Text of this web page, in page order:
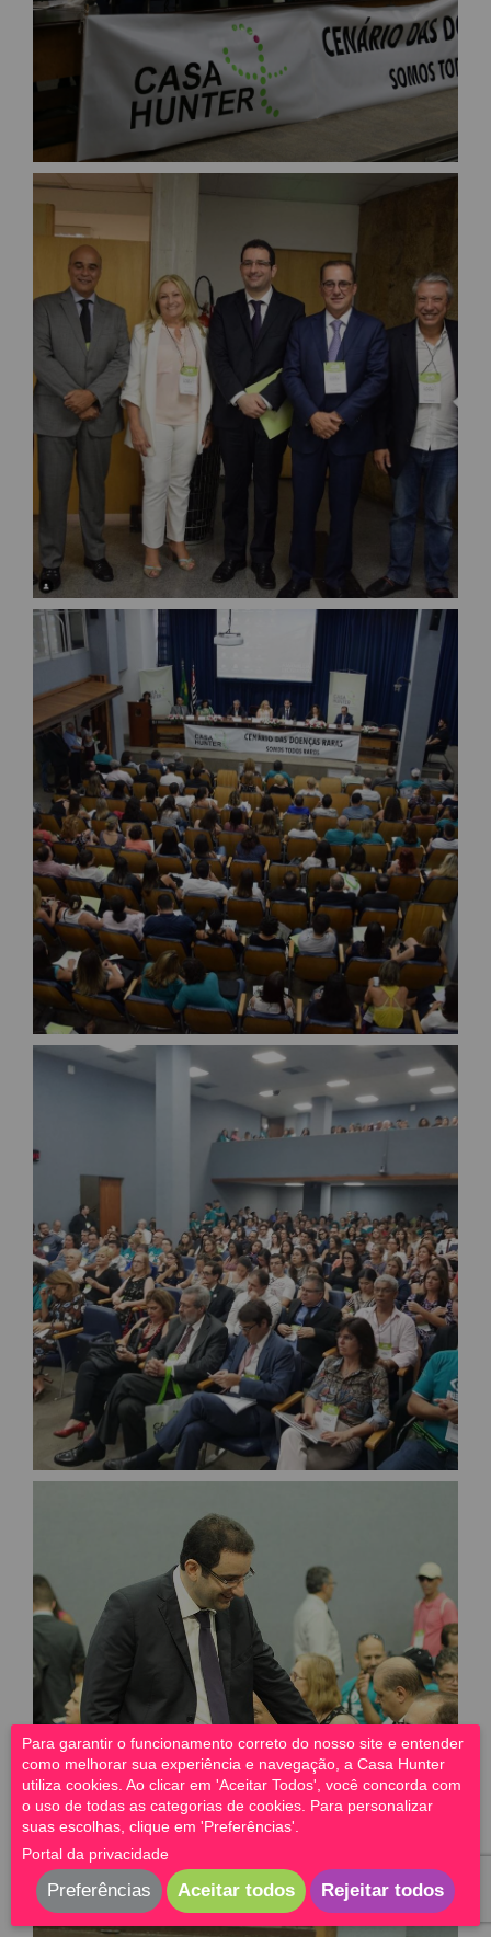
Para garantir o funcionamento correto do nosso site e entender
como melhorar sua experiência e navegação, a Casa Hunter
utiliza cookies. Ao clicar em 'Aceitar Todos', você concorda com
o uso de todas as categorias de cookies. Para personalizar
suas escolhas, clique em 'Preferências'.
Portal da privacidade
Preferências Aceitar todos Rejeitar todos